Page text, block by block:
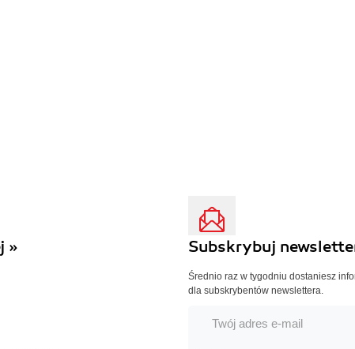
» Subskrybuj
Średnio raz w tygodniu dostaniesz
dla subskrybentów newslettera.